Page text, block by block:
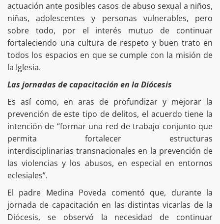
actuación ante posibles casos de abuso sexual a niños,
niñas, adolescentes y personas vulnerables, pero
sobre todo, por el interés mutuo de continuar
fortaleciendo una cultura de respeto y buen trato en
todos los espacios en que se cumple con la misión de
la Iglesia.
Las jornadas de capacitación en la Diócesis
Es así como, en aras de profundizar y mejorar la
prevención de este tipo de delitos, el acuerdo tiene la
intención de “formar una red de trabajo conjunto que
permita fortalecer estructuras
interdisciplinarias transnacionales en la prevención de
las violencias y los abusos, en especial en entornos
eclesiales”.
El padre Medina Poveda comentó que, durante la
jornada de capacitación en las distintas vicarías de la
Diócesis, se observó la necesidad de continuar